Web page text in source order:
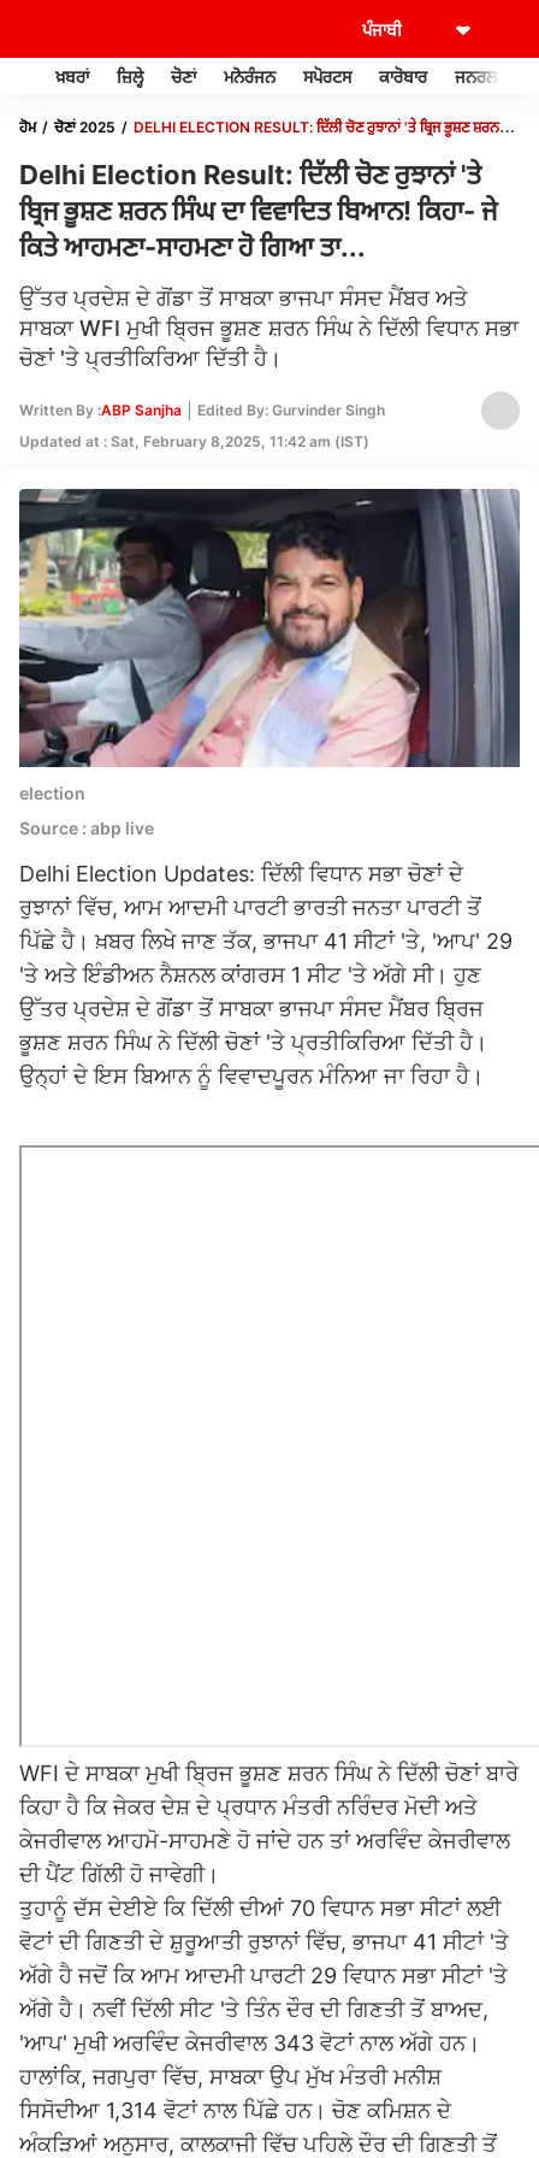
ਖ਼ਬਰਾਂ ਜ਼ਿਲ੍ਹੇ ਚੋਣਾਂ ਮਨੋਰੰਜਨ ਸਪੋਰਟਸ ਕਾਰੋਬਾਰ ਜਨਰਲ ਨੌਲਜ
ਹੋਮ ਚੋਣਾਂ 2025
DELHI ELECTION RESULT: ਦਿੱਲੀ ਚੋਣ ਰੁਝਾਨਾਂ 'ਤੇ ਬ੍ਰਿਜ ਭੂਸ਼ਣ ਸ਼ਰਨ
Delhi Election Result: ਦਿੱਲੀ ਚੋਣ ਰੁਝਾਨਾਂ 'ਤੇ
ਬ੍ਰਿਜ ਭੂਸ਼ਣ ਸ਼ਰਨ ਸਿੰਘ ਦਾ ਵਿਵਾਦਿਤ ਬਿਆਨ! ਕਿਹਾ- ਜੇ
ਕਿਤੇ ਆਹਮਣਾ-ਸਾਹਮਣਾ ਹੋ ਗਿਆ ਤਾ...
ਉੱਤਰ ਪ੍ਰਦੇਸ਼ ਦੇ ਗੋਂਡਾ ਤੋਂ ਸਾਬਕਾ ਭਾਜਪਾ ਸੰਸਦ ਮੈਂਬਰ ਅਤੇ
ਸਾਬਕਾ WFI ਮੁਖੀ ਬ੍ਰਿਜ ਭੂਸ਼ਣ ਸ਼ਰਨ ਸਿੰਘ ਨੇ ਦਿੱਲੀ ਵਿਧਾਨ ਸਭਾ
ਚੋਣਾਂ 'ਤੇ ਪ੍ਰਤੀਕਿਰਿਆ ਦਿੱਤੀ ਹੈ।
Written By :ABP Sanjha
Edited By: Gurvinder Singh
Updated at : Sat, February 8,2025, 11:42 am (IST)
election
Source : abp live
Delhi Election Updates: ਦਿੱਲੀ ਵਿਧਾਨ ਸਭਾ ਚੋਣਾਂ ਦੇ
ਰੁਝਾਨਾਂ ਵਿੱਚ, ਆਮ ਆਦਮੀ ਪਾਰਟੀਭਾਰਤੀ ਜਨਤਾ ਪਾਰਟੀ ਤੋਂ
ਪਿੱਛੇ ਹੈ। ਖ਼ਬਰ ਲਿਖੇ ਜਾਣ ਤੱਕ, ਭਾਜਪਾ 41 ਸੀਟਾਂ 'ਤੇ, 'ਆਪ' 29
'ਤੇ ਅਤੇ ਇੰਡੀਅਨ ਨੈਸ਼ਨਲ ਕਾਂਗਰਸ 1 ਸੀਟ 'ਤੇ ਅੱਗੇ ਸੀ। ਹੁਣ
ਉੱਤਰ ਪ੍ਰਦੇਸ਼ ਦੇ ਗੋਂਡਾ ਤੋਂ ਸਾਬਕਾ ਭਾਜਪਾ ਸੰਸਦ ਮੈਂਬਰ ਬ੍ਰਿਜ
ਭੂਸ਼ਣ ਸ਼ਰਨ ਸਿੰਘ ਨੇ ਦਿੱਲੀ ਚੋਣਾਂ 'ਤੇ ਪ੍ਰਤੀਕਿਰਿਆ ਦਿੱਤੀ ਹੈ।
ਉਨ੍ਹਾਂ ਦੇ ਇਸ ਬਿਆਨ ਨੂੰ ਵਿਵਾਦਪੂਰਨ ਮੰਨਿਆ ਜਾ ਰਿਹਾ ਹੈ।
WFI ਦੇ ਸਾਬਕਾ ਮੁਖੀ ਬ੍ਰਿਜ ਭੂਸ਼ਣ ਸ਼ਰਨ ਸਿੰਘ ਨੇ ਦਿੱਲੀ ਚੋਣਾਂ ਬਾਰੇ
ਕਿਹਾ ਹੈ ਕਿ ਜੇਕਰ ਦੇਸ਼ ਦੇ ਪ੍ਰਧਾਨ ਮੰਤਰੀ ਨਰਿੰਦਰ ਮੋਦੀ ਅਤੇ
ਕੇਜਰੀਵਾਲ ਆਹਮੋ-ਸਾਹਮਣੇ ਹੋ ਜਾਂਦੇ ਹਨ ਤਾਂ ਅਰਵਿੰਦਕੇਜਰੀਵਾਲ
ਦੀ ਪੈਂਟ ਗਿੱਲੀ ਹੋ ਜਾਵੇਗੀ।
ਤੁਹਾਨੂੰ ਦੱਸ ਦੇਈਏ ਕਿ ਦਿੱਲੀ ਦੀਆਂ 70 ਵਿਧਾਨ ਸਭਾ ਸੀਟਾਂ ਲਈ
ਵੋਟਾਂ ਦੀ ਗਿਣਤੀ ਦੇ ਸ਼ੁਰੂਆਤੀ ਰੁਝਾਨਾਂ ਵਿੱਚ, ਭਾਜਪਾ 41 ਸੀਟਾਂ 'ਤੇ
ਅੱਗੇ ਹੈ ਜਦੋਂ ਕਿ ਆਮ ਆਦਮੀ ਪਾਰਟੀ 29 ਵਿਧਾਨ ਸਭਾ ਸੀਟਾਂ 'ਤੇ
ਅੱਗੇ ਹੈ। ਨਵੀਂ ਦਿੱਲੀ ਸੀਟ 'ਤੇ ਤਿੰਨ ਦੌਰ ਦੀ ਗਿਣਤੀ ਤੋਂ ਬਾਅਦ,
'ਆਪ' ਮੁਖੀ ਅਰਵਿੰਦ ਕੇਜਰੀਵਾਲ 343 ਵੋਟਾਂ ਨਾਲ ਅੱਗੇ ਹਨ।
ਹਾਲਾਂਕਿ, ਜਗਪੁਰਾ ਵਿੱਚ, ਸਾਬਕਾ ਉਪ ਮੁੱਖ ਮੰਤਰੀ ਮਨੀਸ਼
ਸਿਸੋਦੀਆ 1,314 ਵੋਟਾਂ ਨਾਲ ਪਿੱਛੇ ਹਨ। ਚੋਣ ਕਮਿਸ਼ਨ ਦੇ
ਅੰਕੜਿਆਂ ਅਨੁਸਾਰ, ਕਾਲਕਾਜੀ ਵਿੱਚ ਪਹਿਲੇ ਦੌਰ ਦੀ ਗਿਣਤੀ ਤੋਂ